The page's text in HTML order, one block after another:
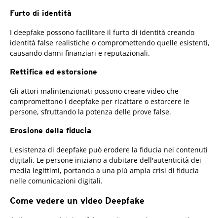
Furto di identità
I deepfake possono facilitare il furto di identità creando
identità false realistiche o compromettendo quelle esistenti,
causando danni finanziari e reputazionali.
Rettifica ed estorsione
Gli attori malintenzionati possono creare video che
compromettono i deepfake per ricattare o estorcere le
persone, sfruttando la potenza delle prove false.
Erosione della fiducia
L'esistenza di deepfake può erodere la fiducia nei contenuti
digitali. Le persone iniziano a dubitare dell'autenticità dei
media legittimi, portando a una più ampia crisi di fiducia
nelle comunicazioni digitali.
Come vedere un video Deepfake